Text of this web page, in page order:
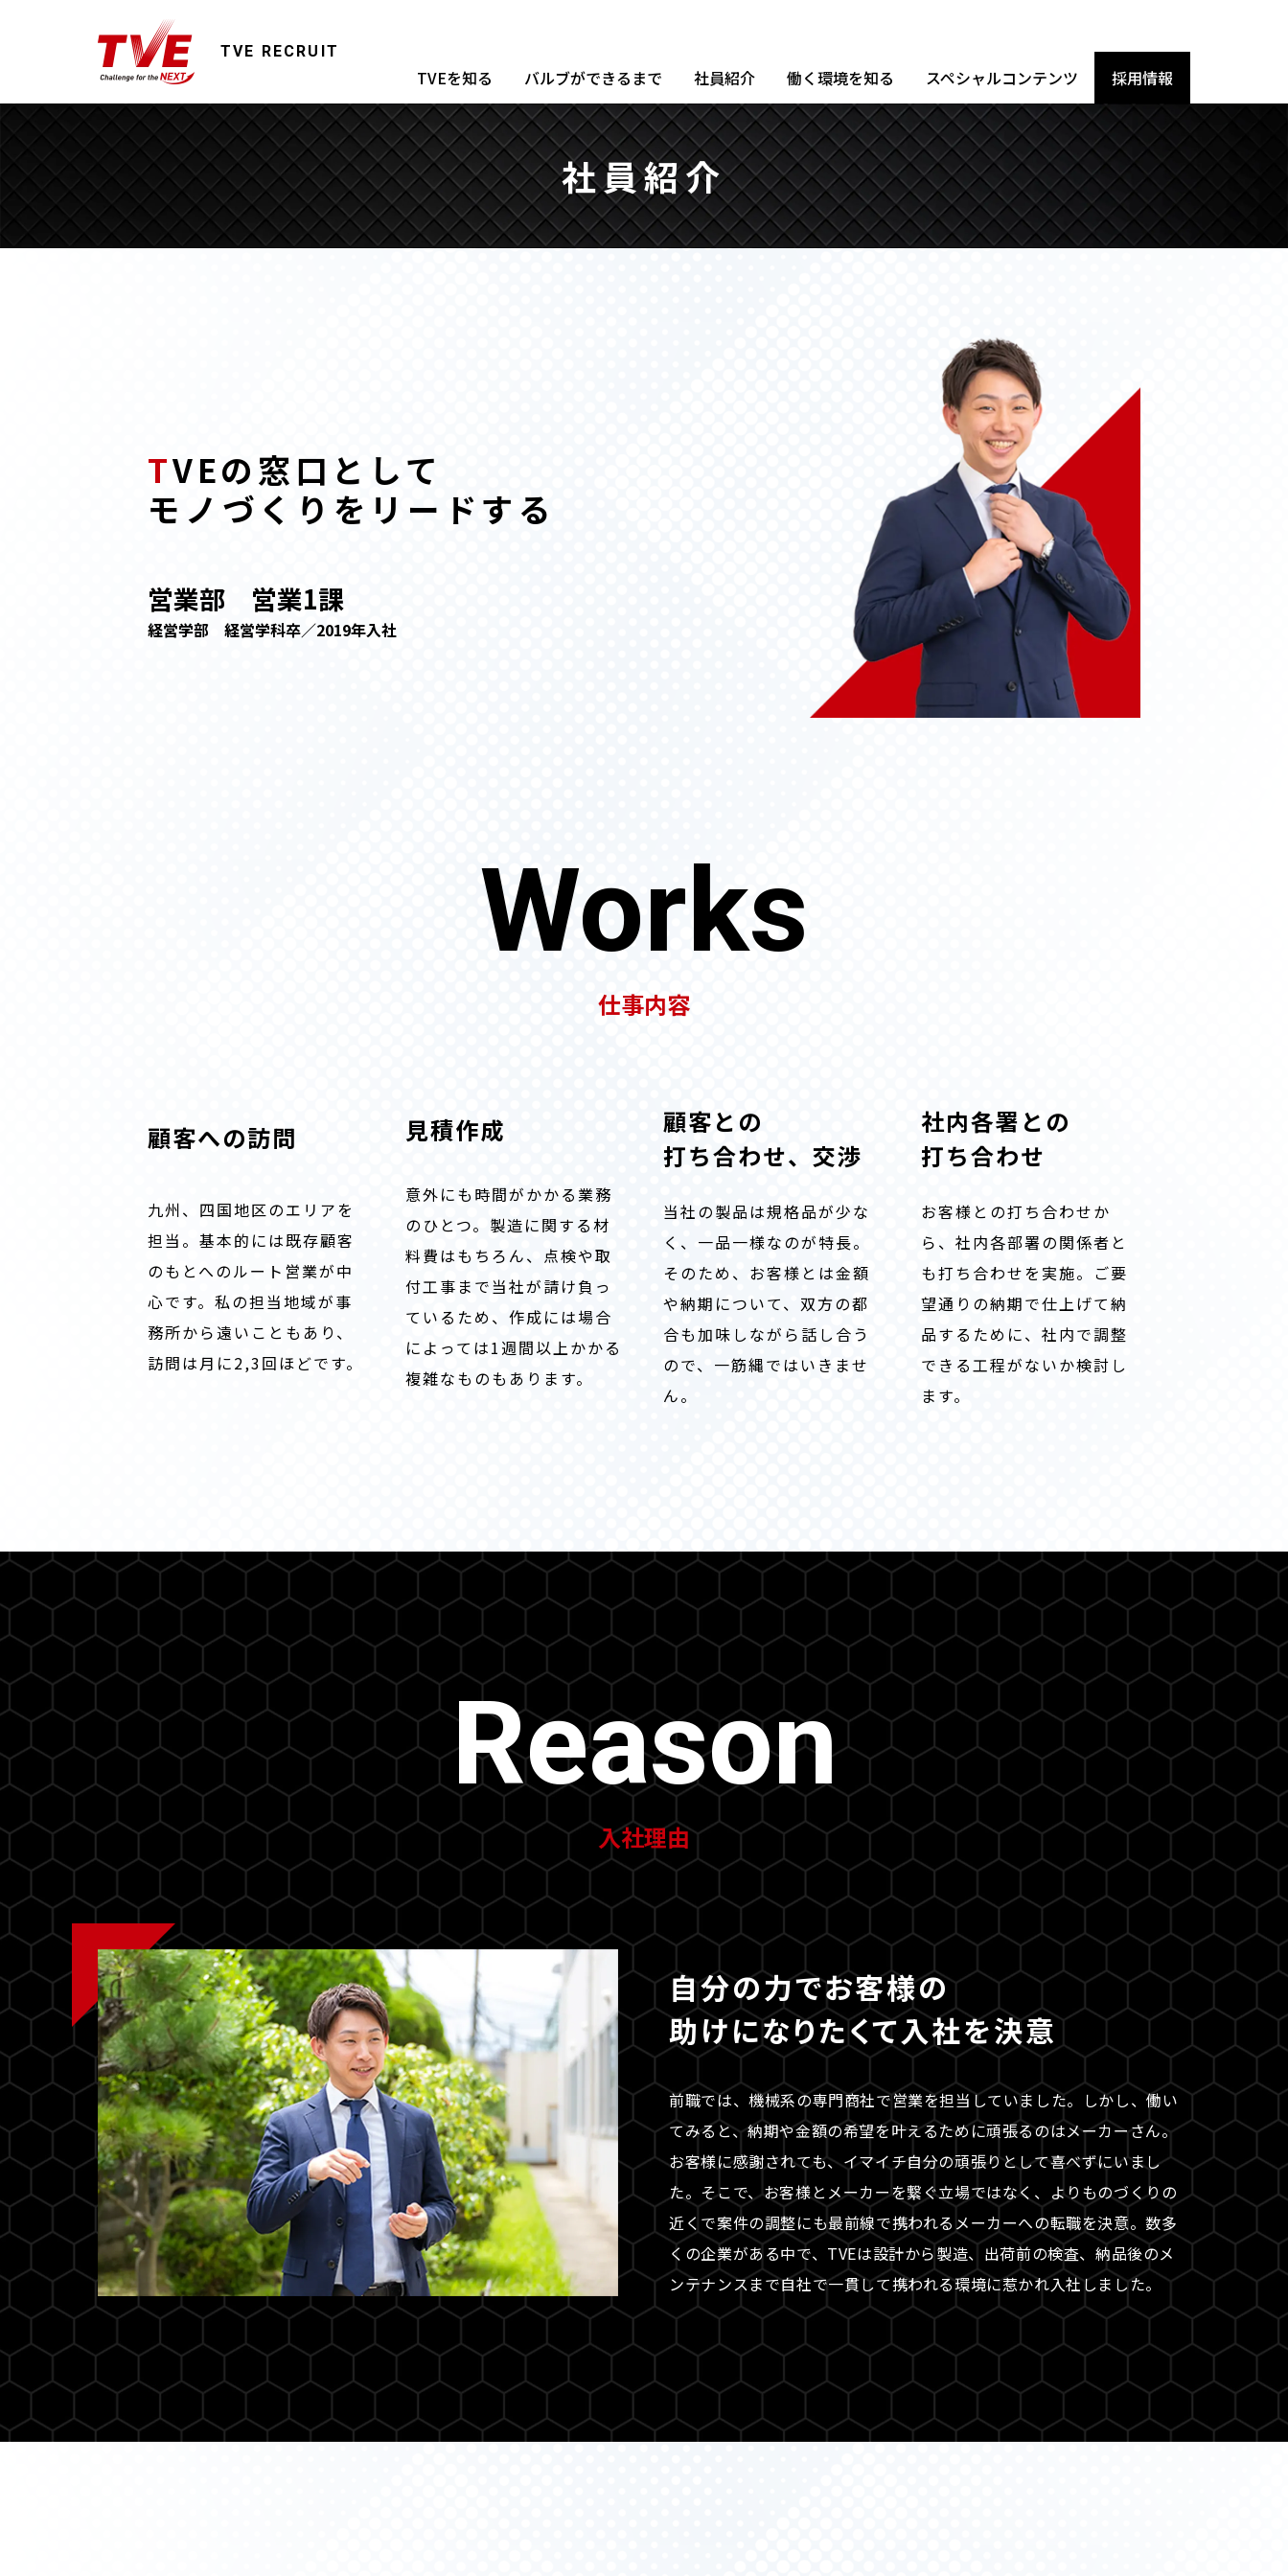
TVE RECRUIT
TVEを知る バルブができるまで 社員紹介 働く環境を知る スペシャルコンテンツ 採用情報
社員紹介
TVEの窓口として
モノづくりをリードする
営業部 営業1課
経営学部 経営学科卒／2019年入社
Works
仕事内容
顧客への訪問
九州、四国地区のエリアを
担当。基本的には既存顧客
のもとへのルート営業が中
心です。私の担当地域が事
務所から遠いこともあり、
訪問は月に2,3回ほどです。
見積作成
意外にも時間がかかる業務
のひとつ。製造に関する材
料費はもちろん、点検や取
付工事まで当社が請け負っ
ているため、作成には場合
によっては1週間以上かかる
複雑なものもあります。
顧客との
打ち合わせ、交渉
当社の製品は規格品が少な
く、一品一様なのが特長。
そのため、お客様とは金額
や納期について、双方の都
合も加味しながら話し合う
ので、一筋縄ではいきませ
ん。
社内各署との
打ち合わせ
お客様との打ち合わせか
ら、社内各部署の関係者と
も打ち合わせを実施。ご要
望通りの納期で仕上げて納
品するために、社内で調整
できる工程がないか検討し
ます。
Reason
入社理由
自分の力でお客様の
助けになりたくて入社を決意
前職では、機械系の専門商社で営業を担当していました。しかし、働い
てみると、納期や金額の希望を叶えるために頑張るのはメーカーさん。
お客様に感謝されても、イマイチ自分の頑張りとして喜べずにいまし
た。そこで、お客様とメーカーを繋ぐ立場ではなく、よりものづくりの
近くで案件の調整にも最前線で携われるメーカーへの転職を決意。数多
くの企業がある中で、TVEは設計から製造、出荷前の検査、納品後のメ
ンテナンスまで自社で一貫して携われる環境に惹かれ入社しました。